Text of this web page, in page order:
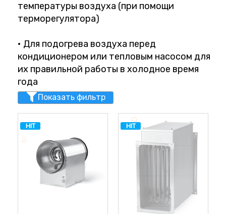
температуры воздуха (при помощи
терморегулятора)
• Для подогрева воздуха перед
кондиционером или тепловым насосом для
их правильной работы в холодное время
года
Показать фильтр
HIT HIT